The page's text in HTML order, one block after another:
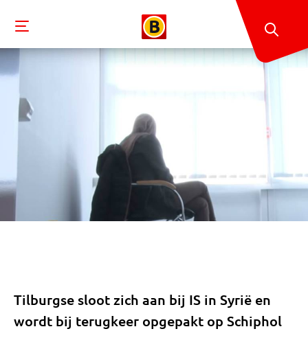
Tilburgse sloot zich aan bij IS in Syrië en
wordt bij terugkeer opgepakt op Schiphol